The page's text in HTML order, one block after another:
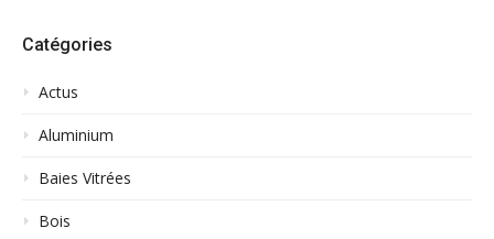
Catégories
Actus
Aluminium
Baies Vitrées
Bois